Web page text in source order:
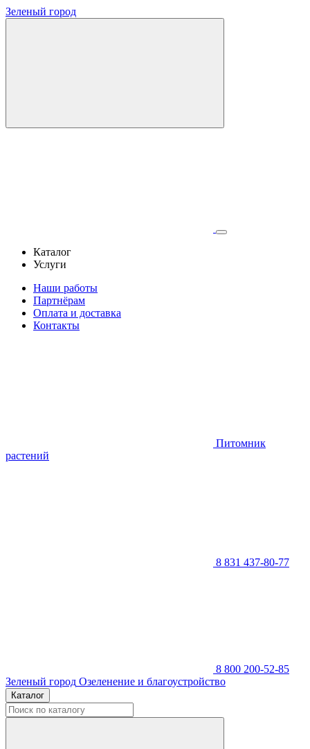
Зеленый город
Каталог
Услуги
Наши работы
Партнёрам
Оплата и доставка
Контакты
Питомник
растений
8 831 437-80-77
8 800 200-52-85
Зеленый город Озеленение и благоустройство
Каталог